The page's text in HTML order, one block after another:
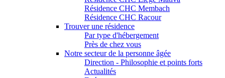
Résidence CHC Membach
Résidence CHC Racour
Trouver une résidence
Par type d'hébergement
Près de chez vous
Notre secteur de la personne âgée
Direction - Philosophie et points forts
Actualités